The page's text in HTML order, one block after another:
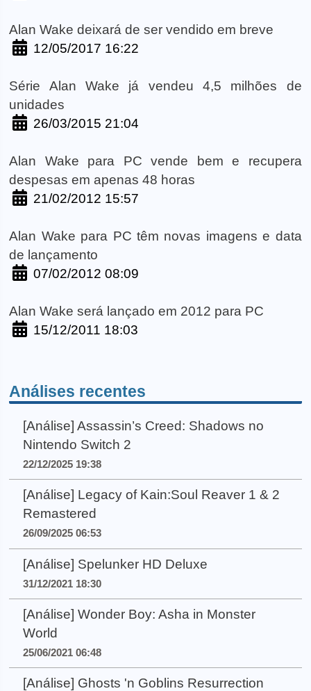
Alan Wake deixará de ser vendido em breve
12/05/2017 16:22
Série Alan Wake já vendeu 4,5 milhões de
unidades
26/03/2015 21:04
Alan Wake para PC vende bem e recupera
despesas em apenas 48 horas
21/02/2012 15:57
Alan Wake para PC têm novas imagens e data
de lançamento
07/02/2012 08:09
Alan Wake será lançado em 2012 para PC
15/12/2011 18:03
Análises recentes
[Análise] Assassin’s Creed: Shadows no
Nintendo Switch 2
22/12/2025 19:38
[Análise] Legacy of Kain:Soul Reaver 1 & 2
Remastered
26/09/2025 06:53
[Análise] Spelunker HD Deluxe
31/12/2021 18:30
[Análise] Wonder Boy: Asha in Monster
World
25/06/2021 06:48
[Análise] Ghosts 'n Goblins Resurrection